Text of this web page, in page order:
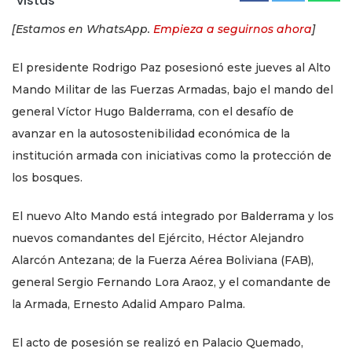
[Estamos en WhatsApp. Empieza a seguirnos ahora]
El presidente Rodrigo Paz posesionó este jueves al Alto
Mando Militar de las Fuerzas Armadas, bajo el mando del
general Víctor Hugo Balderrama, con el desafío de
avanzar en la autosostenibilidad económica de la
institución armada con iniciativas como la protección de
los bosques.
El nuevo Alto Mando está integrado por Balderrama y los
nuevos comandantes del Ejército, Héctor Alejandro
Alarcón Antezana; de la Fuerza Aérea Boliviana (FAB),
general Sergio Fernando Lora Araoz, y el comandante de
la Armada, Ernesto Adalid Amparo Palma.
El acto de posesión se realizó en Palacio Quemado,